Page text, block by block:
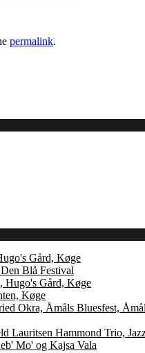
permalink.
Gård, Køge
Blå Festival
Hugo's Gård, Køge
Køge
Okra, Åmåls Bluesfest, Åmål
Lauritsen Hammond Trio,
Mo' og Kajsa Vala